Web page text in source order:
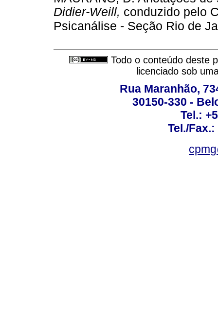
Didier-Weill, conduzido pelo
Psicanálise - Seção Rio de
Todo o conteúdo deste
licenciado sob
Rua Maranhão,
30150-330 -
Tel.:
Tel./Fax.: